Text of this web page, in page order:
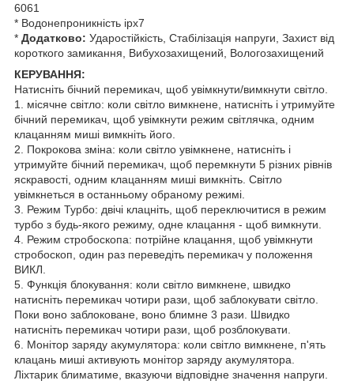
6061
* Водонепроникність ipx7
* Додатково: Ударостійкість, Стабілізація напруги, Захист від
короткого замикання, Вибухозахищений, Вологозахищений
КЕРУВАННЯ:
Натисніть бічний перемикач, щоб увімкнути/вимкнути світло.
1. місячне світло: коли світло вимкнене, натисніть і утримуйте
бічний перемикач, щоб увімкнути режим світлячка, одним
клацанням миші вимкніть його.
2. Покрокова зміна: коли світло увімкнене, натисніть і
утримуйте бічний перемикач, щоб перемкнути 5 різних рівнів
яскравості, одним клацанням миші вимкніть. Світло
увімкнеться в останньому обраному режимі.
3. Режим Турбо: двічі клацніть, щоб переключитися в режим
турбо з будь-якого режиму, одне клацання - щоб вимкнути.
4. Режим стробоскопа: потрійне клацання, щоб увімкнути
стробоскоп, один раз переведіть перемикач у положення
ВИКЛ.
5. Функція блокування: коли світло вимкнене, швидко
натисніть перемикач чотири рази, щоб заблокувати світло.
Поки воно заблоковане, воно блимне 3 рази. Швидко
натисніть перемикач чотири рази, щоб розблокувати.
6. Монітор заряду акумулятора: коли світло вимкнене, п'ять
клацань миші активують монітор заряду акумулятора.
Ліхтарик блиматиме, вказуючи відповідне значення напруги.